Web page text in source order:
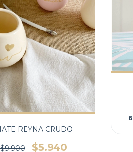
REYNA CRUDO
$9.900 $5.940
6